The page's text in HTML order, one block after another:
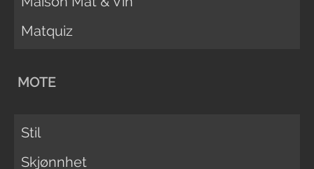
Matquiz
MOTE
Stil
Skjønnhet